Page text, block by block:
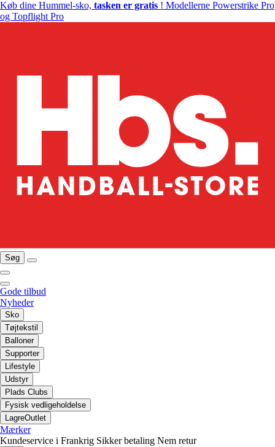
Køb dine Hummel-sko, tasken er gratis ! Modellerne Powerstrike Pro
og Topflight Pro
Søg
Gode tilbud
Nyheder
Sko
Tøjtekstil
Balloner
Supporter
Lifestyle
Udstyr
Plads Clubs
Fysisk vedligeholdelse
LagreOutlet
Mærker
Kundeservice i Frankrig Sikker betaling Nem retur